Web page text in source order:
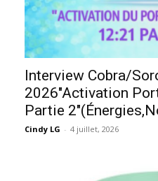
Interview Cobra/
2026″Activation
Partie
Cindy LG - 4 juillet, 2026